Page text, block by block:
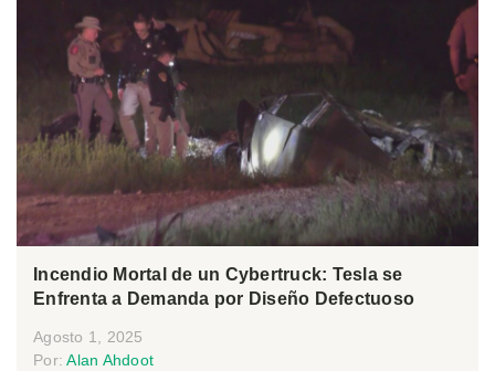
Incendio Mortal de un Cybertruck: Tesla se
Enfrenta a Demanda por Diseño Defectuoso
Agosto 1, 2025
Por:Alan Ahdoot